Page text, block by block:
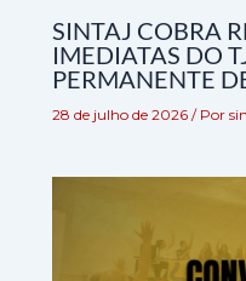
SINTAJ COBRA
IMEDIATAS DO
PERMANENTE
28 de julho de 2026 / Por